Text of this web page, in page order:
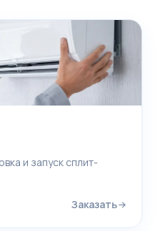
и запуск сплит-
Заказать